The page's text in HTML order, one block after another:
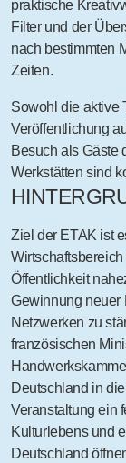
praktische
Filter und der
nach bestimmten
Zeiten.
Sowohl die aktive
Veröffentlichung
Besuch als Gäste
Werkstätten sind
Ziel der ETAK ist
Wirtschaftsbereich
Öffentlichkeit
Gewinnung neuer
Netzwerken zu
französischen
Deutschland in
Veranstaltung ein
Kulturlebensund
Deutschland